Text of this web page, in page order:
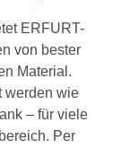
ERFURT-
von bester
Material.
werden wie
– für viele
Per